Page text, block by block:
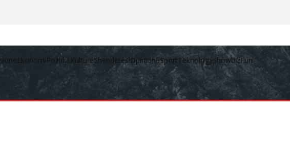
EkonomiPolitikëKulturëShëndetësiOpinioneSportTeknologjiShowbizFun